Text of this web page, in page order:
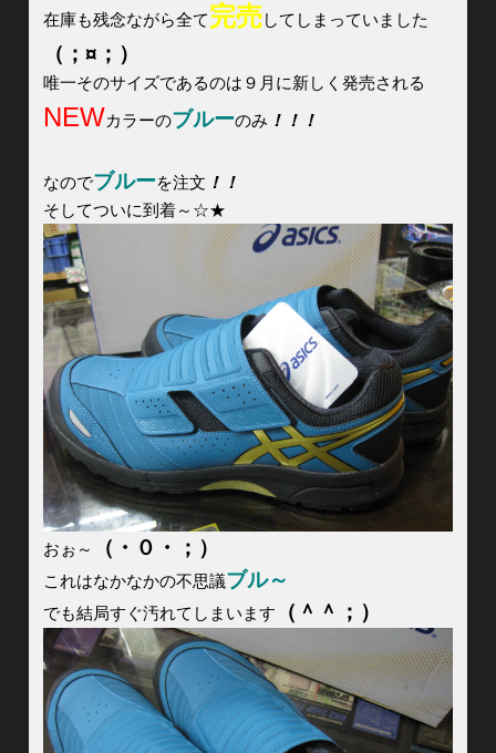
在庫も残念ながら全て完売してしまっていました
（；¤；）
唯一そのサイズであるのは９月に新しく発売される
NEWカラーのブルーのみ ！！！
なのでブルーを注文 ！！
そしてついに到着～☆★
おぉ～ （・０・；）
これはなかなかの不思議ブル～
でも結局すぐ汚れてしまいます （＾＾；）